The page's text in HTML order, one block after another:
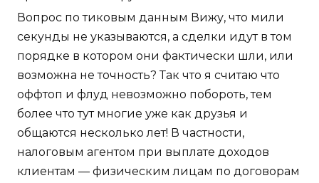
Вопрос по тиковым данным Вижу, что мили
секунды не указываются, а сделки идут в том
порядке в котором они фактически шли, или
возможна не точность? Так что я считаю что
оффтоп и флуд невозможно побороть, тем
более что тут многие уже как друзья и
общаются несколько лет! В частности,
налоговым агентом при выплате доходов
клиентам — физическим лицам по договорам